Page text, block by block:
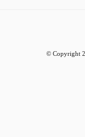
© Copyright